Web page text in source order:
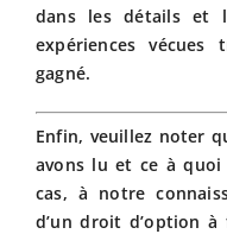
dans les détails et
expériences vécues
gagné.
Enfin, veuillez noter
avons lu et ce à
cas, à notre
d’un droit d’option